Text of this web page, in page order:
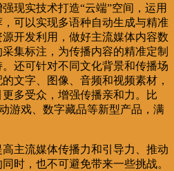
现实技术打造“云端”空间，运用
可以实现多语种自动生成与精准
开发利用，做好主流媒体内容数
集标注，为传播内容的精准定制
还可针对不同文化背景和传播场
文字、图像、音频和视频素材，
多受众，增强传播亲和力。比
游戏、数字藏品等新型产品，满
主流媒体传播力和引导力、推动
时，也不可避免带来一些挑战。